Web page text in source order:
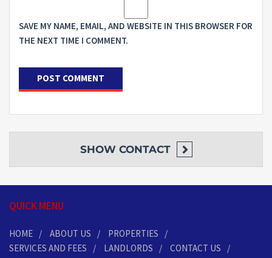
SAVE MY NAME, EMAIL, AND WEBSITE IN THIS BROWSER FOR
THE NEXT TIME I COMMENT.
SHOW CONTACT
QUICK MENU
HOME ABOUT US
PROPERTIES
SERVICES AND FEES
LANDLORDS CONTACT US